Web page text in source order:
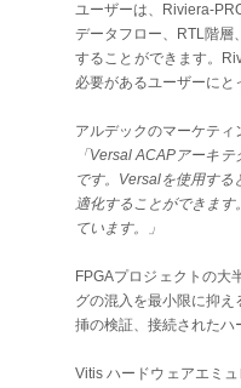
ユーザーは、Riviera-
データフロー、RTL階層
することができます。
必要があるユーザーにと
アルデックのマーケティ
「Versal ACAPアーキ
です。Versalを使用す
適化することができま
ています。」
FPGAプロジェクトの大
グの混入を最小限に抑
挿の検証、接続されたハ
Vitis ハードウェアエミ